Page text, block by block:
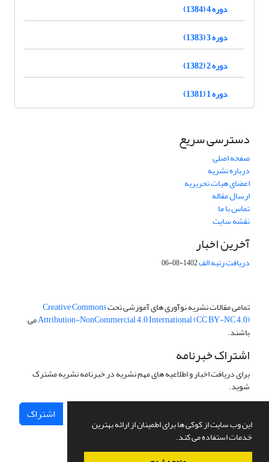
این وب سایت از کوکی ها برای اطمینان از ارائه بهترین
خدمات استفاده می کند.
دوره 4 (1384)
دوره 3 (1383)
دوره 2 (1382)
دوره 1 (1381)
دسترسی سریع
صفحه اصلی
درباره نشریه
اعضای هیات تحریریه
ارسال مقاله
تماس با ما
نقشه سایت
آخرین اخبار
دریافت رتبه الف1402-08-06
تمامی مقالات نشریه نوآوری های آموزشی تحتCreative Commons
Attribution-NonCommercial 4.0 International (CC BY-NC 4.0)می
باشند.
اشتراک خبرنامه
برای دریافت اخبار و اطلاعیه های مهم نشریه در خبرنامه نشریه مشترک
شوید.
اشتراک